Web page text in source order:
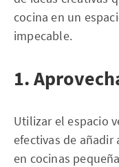
cocina en un
impecable.
1.
Utilizar el espacio
efectivas de
en cocinas